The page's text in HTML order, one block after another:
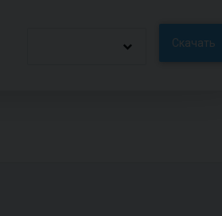
Скачать